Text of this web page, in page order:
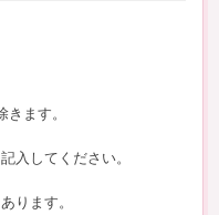
ます。
入してください。
ります。